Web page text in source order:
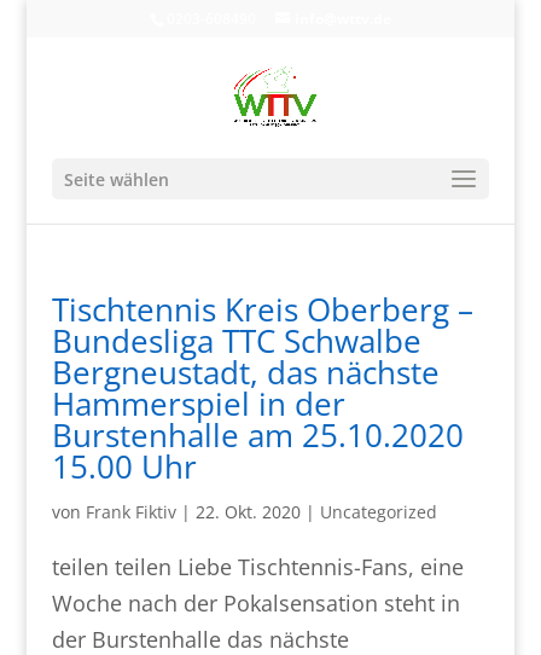
Seite wählen
Tischtennis Kreis Oberberg –
Bundesliga TTC Schwalbe
Bergneustadt, das nächste
Hammerspiel in der
Burstenhalle am 25.10.2020
15.00 Uhr
von Frank Fiktiv| 22. Okt. 2020| Uncategorized
teilen teilen Liebe Tischtennis-Fans, eine
Woche nach der Pokalsensation steht in
der Burstenhalle das nächste